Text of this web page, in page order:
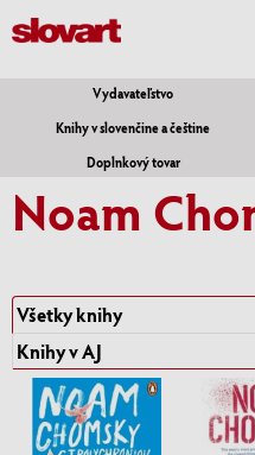
Vydavateľstvo
Knihy v slovenčine a češtine
Doplnkový tovar
Noam
Všetky knihy
Knihy v AJ